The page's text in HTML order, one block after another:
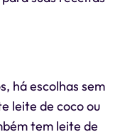
há escolhas sem
leite de coco ou
tem leite de